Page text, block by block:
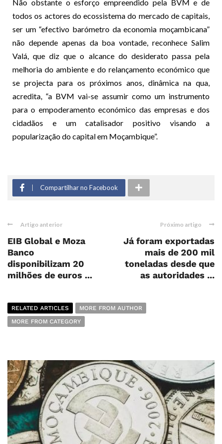
Não obstante o esforço empreendido pela BVM e de
todos os actores do ecossistema do mercado de capitais,
ser um “efectivo barómetro da economia moçambicana”
não depende apenas da boa vontade, reconhece Salim
Valá, que diz que o alcance do desiderato passa pela
melhoria do ambiente e do relançamento económico que
se projecta para os próximos anos, dinâmica na qua,
acredita, “a BVM vai-se assumir como um instrumento
para o empoderamento económico das empresas e dos
cidadãos e um catalisador positivo visando a
popularização do capital em Moçambique”.
Compartilhar no Facebook
Artigo anterior
EIB Global e Moza
Banco
disponibilizam 20
milhões de euros ...
Próximo artigo
Já foram exportadas
mais de 200 mil
toneladas desde que
as autoridades ...
RELATED ARTICLES
MORE FROM AUTHOR
MORE FROM CATEGORY